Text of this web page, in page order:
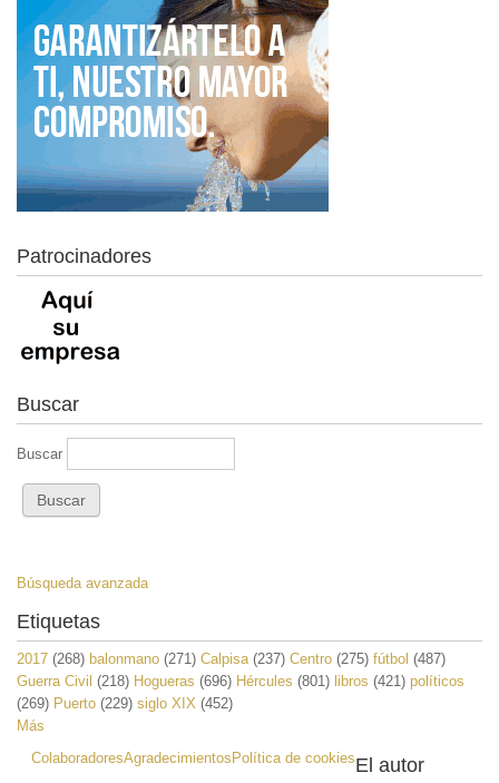
Patrocinadores
Buscar
Buscar
Búsqueda avanzada
Etiquetas
2017 (268) balonmano (271) Calpisa(237) Centro (275) fútbol (487)
Guerra Civil (218) Hogueras (696) Hércules (801) libros (421) políticos
(269) Puerto (229) siglo XIX (452)
Más
ColaboradoresAgradecimientosPolítica de cookiesEl autor